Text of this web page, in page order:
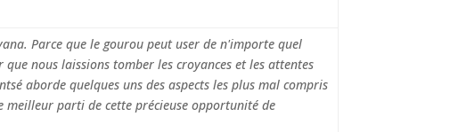
Parce que le gourou peut user de n'importe quel
nous laissions tomber les croyances et les attentes
aborde quelques uns des aspects les plus mal compris
parti de cette précieuse opportunité de